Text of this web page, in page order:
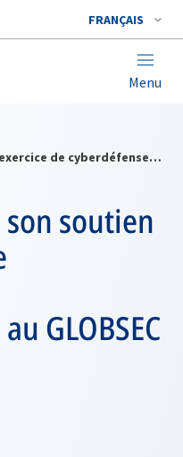
FRANÇAIS
Menu
L’OTAN apporte son soutien à un exercice de cyberdéfense révolutionnaire au GLOBSEC 2019
son soutien
GLOBSEC